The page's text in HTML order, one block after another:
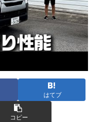
はてブ
コピー